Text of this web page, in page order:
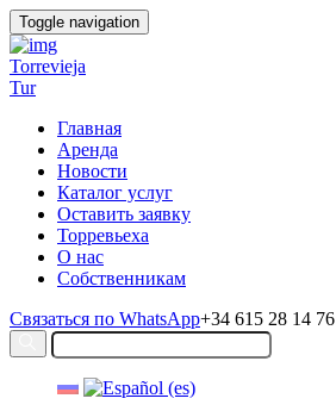
Toggle navigation
Torrevieja
Tur
Главная
Аренда
Новости
Каталог услуг
Оставить заявку
Торревьеха
О нас
Собственникам
Связаться по WhatsApp+34 615 28 14 76